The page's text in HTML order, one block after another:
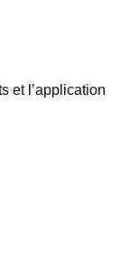
et l’application